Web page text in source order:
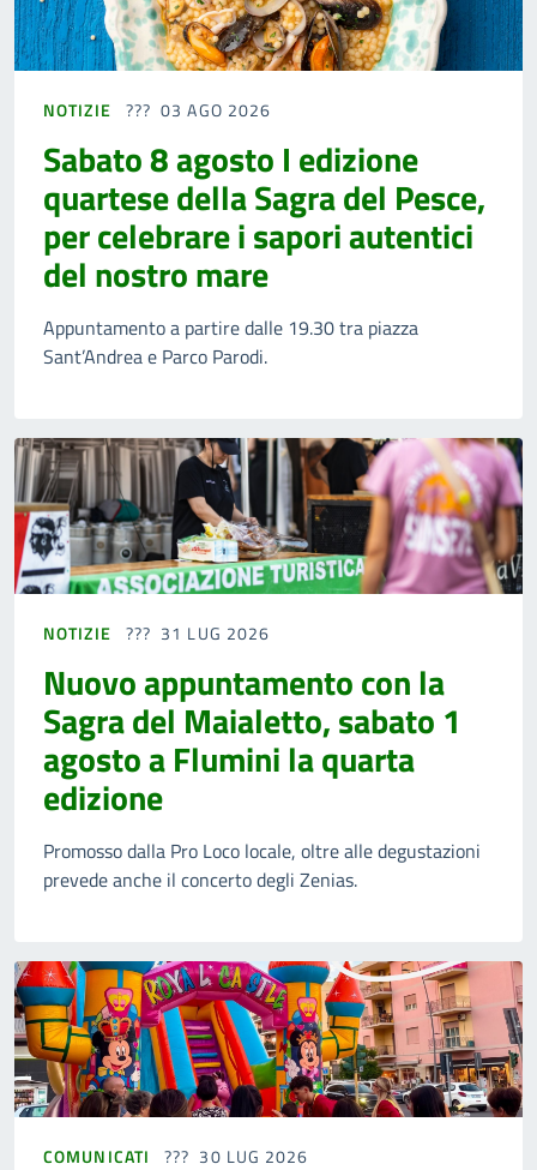
NOTIZIE 03 AGO 2026
Sabato 8 agosto I edizione
quartese della Sagra del Pesce,
per celebrare i sapori autentici
del nostro mare
Appuntamento a partire dalle 19.30 tra piazza
Sant’Andrea e Parco Parodi.
NOTIZIE 31 LUG 2026
Nuovo appuntamento con la
Sagra del Maialetto, sabato 1
agosto a Flumini la quarta
edizione
Promosso dalla Pro Loco locale, oltre alle degustazioni
prevede anche il concerto degli Zenias.
COMUNICATI 30 LUG 2026